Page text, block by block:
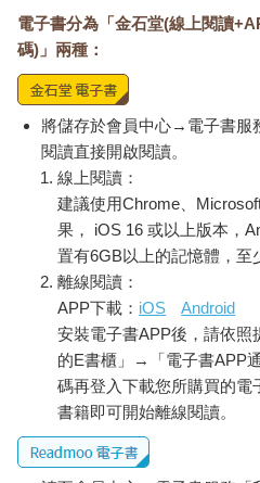
電子書分為「金石堂(線上閱讀
碼)」兩種：
將儲存於會員中心→電子書服
閱讀直接開啟閱讀。
線上閱讀：
建議使用Chrome、
果， iOS 16 或以上版本，
置有6GB以上的記憶體，至
離線閱讀：
APP下載： iOS
Android
安裝電子書APP後，請依
的E書櫃」→「電子書APP
碼再登入下載您所購買的電
書籍即可開始離線閱讀。